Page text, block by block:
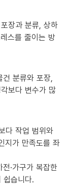
장과 분류, 상하
스를 줄이는 방
분류와 포장,
보다 변수가 많
다 작업 범위와
지가 만족도를 좌
·가구가 복잡한
쉽습니다.